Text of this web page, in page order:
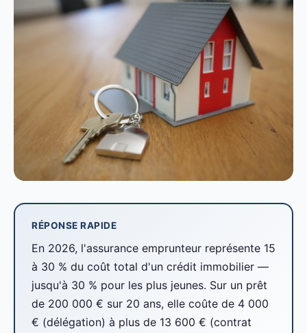
RÉPONSE RAPIDE
En 2026, l'assurance emprunteur représente 15
à 30 % du coût total d'un crédit immobilier —
jusqu'à 30 % pour les plus jeunes. Sur un prêt
de 200 000 € sur 20 ans, elle coûte de 4 000
€ (délégation) à plus de 13 600 € (contrat